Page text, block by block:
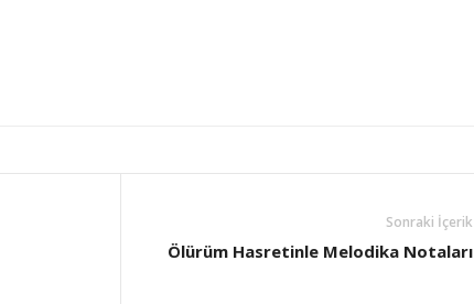
Sonraki İçerik
Ölürüm Hasretinle Melodika Notaları